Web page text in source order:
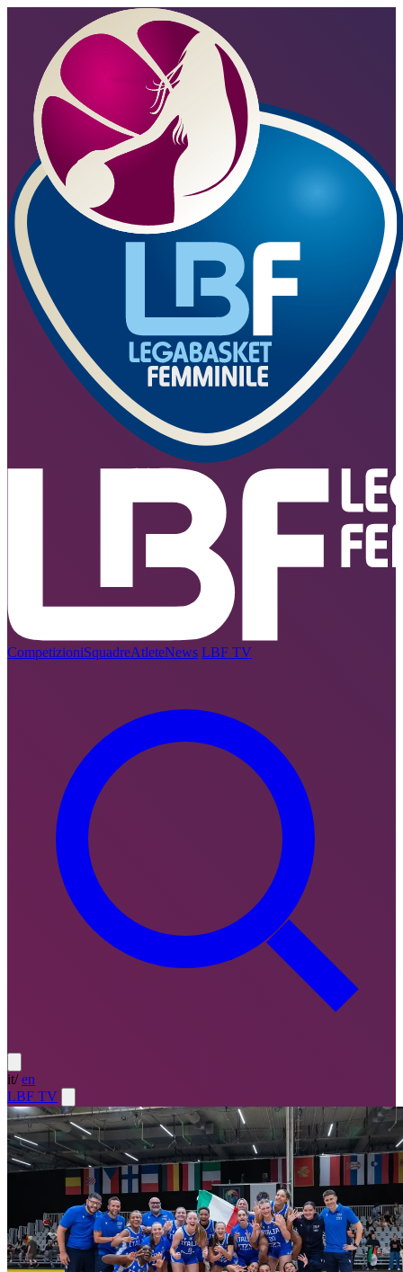
CompetizioniSquadreAtleteNews LBF TV
it/ en
LBF TV